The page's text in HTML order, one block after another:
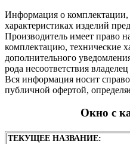
Информация о комплектации,
характеристиках изделий
Производитель имеет право
комплектацию, технические
дополнительного
рода несоответствия
Вся информация носит
публичной офертой,
Окно с
ТЕКУЩЕЕ НАЗВАНИЕ: